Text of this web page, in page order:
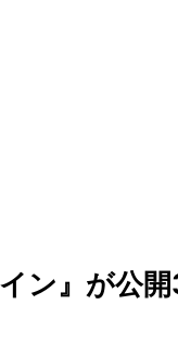
ン』が公